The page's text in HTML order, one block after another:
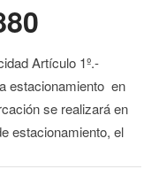
Artículo 1º.-
estacionamiento en
se realizará en
estacionamiento, el